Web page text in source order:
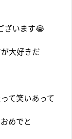
ざいます😭
大好きだ
て笑いあって
めでと